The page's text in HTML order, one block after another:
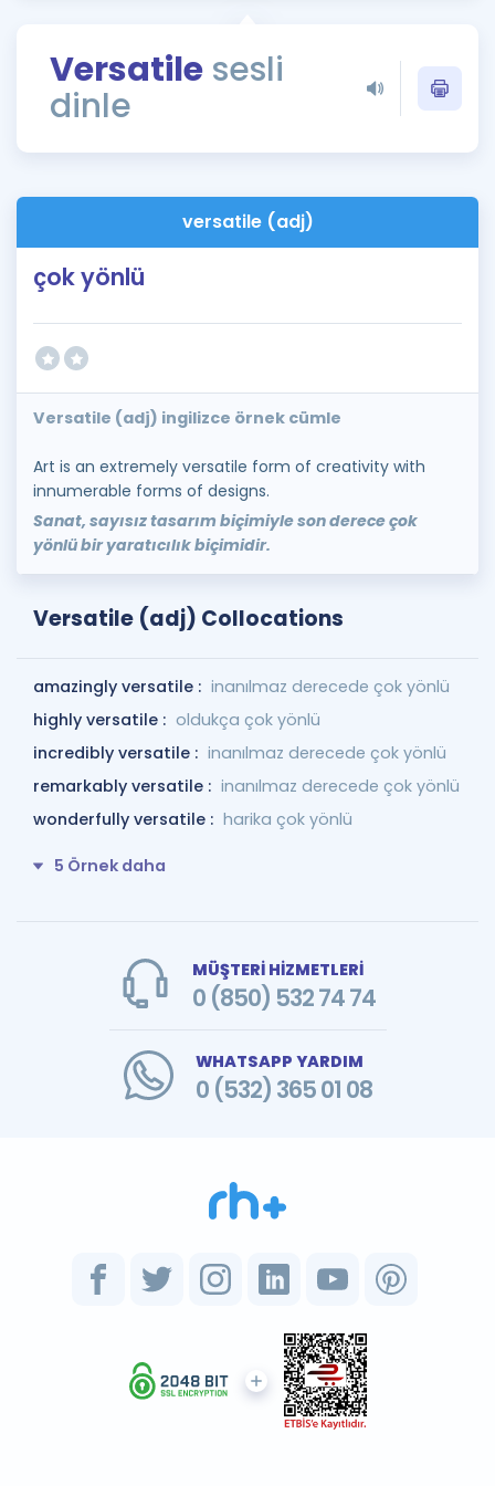
Rehberlik Aracı
ÖSYM Sınav Takvimi
İngilizce Gramer
Versatile sesli
dinle
versatile (adj)
çok yönlü
Versatile (adj) ingilizce örnek cümle
Art is an extremely versatile form of creativity with
innumerable forms of designs.
Sanat, sayısız tasarım biçimiyle son derece çok
yönlü bir yaratıcılık biçimidir.
Versatile (adj) Collocations
amazingly versatile : inanılmaz derecede çok yönlü
highly versatile : oldukça çok yönlü
incredibly versatile : inanılmaz derecede çok yönlü
remarkably versatile : inanılmaz derecede çok yönlü
wonderfully versatile : harika çok yönlü
5 Örnek daha
MÜŞTERİ HİZMETLERİ
0 (850) 532 74 74
WHATSAPP YARDIM
0 (532) 365 01 08